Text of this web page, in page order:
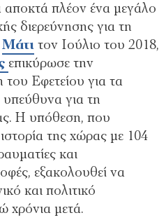
αποκτά πλέον ένα μεγάλο
διερεύνησης για τη
Μάτι τον Ιούλιο του 2018,
επικύρωσε την
Εφετείου για τα
για τη
Η υπόθεση, που
της χώρας με 104
και
εξακολουθεί να
και πολιτικό
χρόνια μετά.